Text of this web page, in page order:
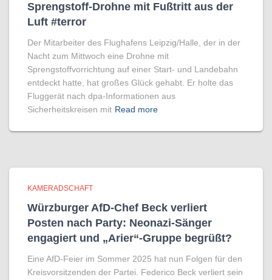
Sprengstoff-Drohne mit Fußtritt aus der
Luft #terror
Der Mitarbeiter des Flughafens Leipzig/Halle, der in der
Nacht zum Mittwoch eine Drohne mit
Sprengstoffvorrichtung auf einer Start- und Landebahn
entdeckt hatte, hat großes Glück gehabt. Er holte das
Fluggerät nach dpa-Informationen aus
Sicherheitskreisen mit Read more
KAMERADSCHAFT
Würzburger AfD-Chef Beck verliert
Posten nach Party: Neonazi-Sänger
engagiert und „Arier“-Gruppe begrüßt?
Eine AfD-Feier im Sommer 2025 hat nun Folgen für den
Kreisvorsitzenden der Partei. Federico Beck verliert sein